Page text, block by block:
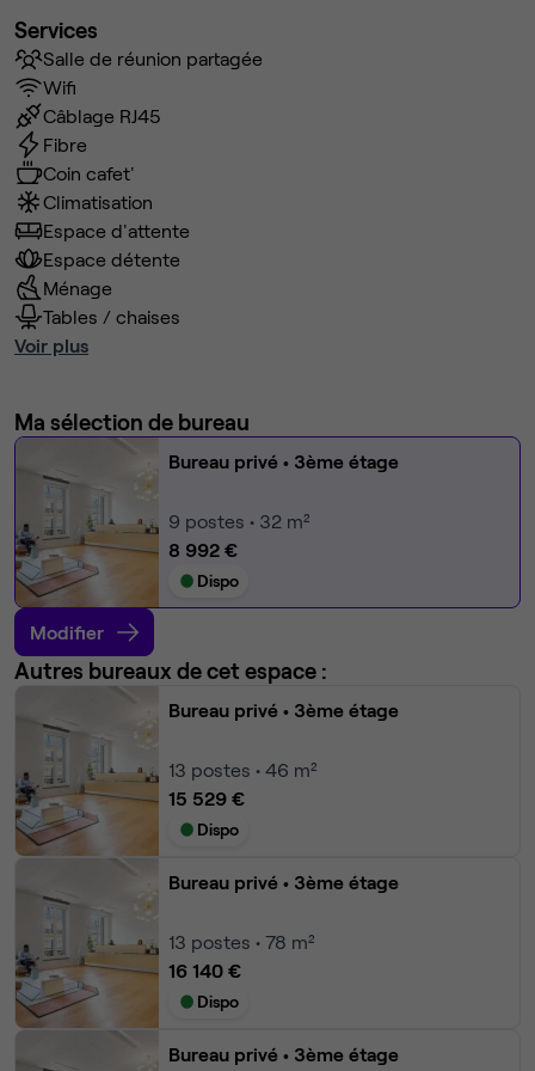
Services
Salle de réunion partagée
Wifi
Câblage RJ45
Fibre
Coin cafet'
Climatisation
Espace d'attente
Espace détente
Ménage
Tables / chaises
Voir plus
Ma sélection de bureau
Bureau privé • 3ème étage
9 postes • 32 m²
8 992 €
Dispo
Modifier
Autres bureaux de cet espace :
Bureau privé • 3ème étage
13 postes • 46 m²
15 529 €
Dispo
Bureau privé • 3ème étage
13 postes • 78 m²
16 140 €
Dispo
Bureau privé • 3ème étage